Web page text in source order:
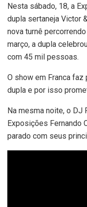
Nesta sábado, 18, a
dupla sertaneja Victor
nova turnê
março, a dupla
com 45 mil pessoas.
O show em Franca
dupla e por isso
Na mesma noite, o DJ
Exposições Fernando
parado com seus